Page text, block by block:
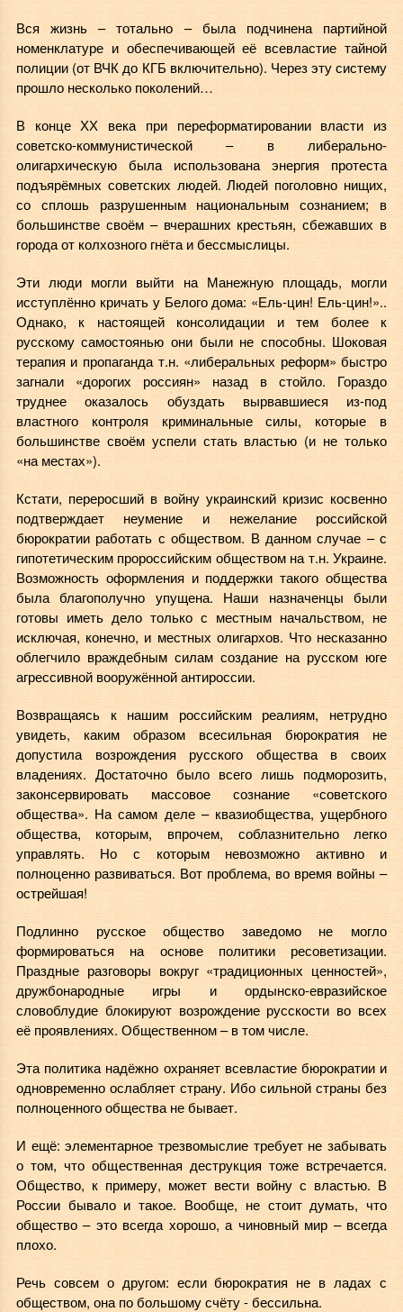
Вся жизнь – тотально – была подчинена партийной
номенклатуре и обеспечивающей её всевластие тайной
полиции (от ВЧК до КГБ включительно). Через эту систему
прошло несколько поколений…
В конце ХХ века при переформатировании власти из
советско-коммунистической – в либерально-
олигархическую была использована энергия протеста
подъярёмных советских людей. Людей поголовно нищих,
со сплошь разрушенным национальным сознанием; в
большинстве своём – вчерашних крестьян, сбежавших в
города от колхозного гнёта и бессмыслицы.
Эти люди могли выйти на Манежную площадь, могли
исступлённо кричать у Белого дома: «Ель-цин! Ель-цин!»..
Однако, к настоящей консолидации и тем более к
русскому самостоянью они были не способны. Шоковая
терапия и пропаганда т.н. «либеральных реформ» быстро
загнали «дорогих россиян» назад в стойло. Гораздо
труднее оказалось обуздать вырвавшиеся из-под
властного контроля криминальные силы, которые в
большинстве своём успели стать властью (и не только
«на местах»).
Кстати, переросший в войну украинский кризис косвенно
подтверждает неумение и нежелание российской
бюрократии работать с обществом. В данном случае – с
гипотетическим пророссийским обществом на т.н. Украине.
Возможность оформления и поддержки такого общества
была благополучно упущена. Наши назначенцы были
готовы иметь дело только с местным начальством, не
исключая, конечно, и местных олигархов. Что несказанно
облегчило враждебным силам создание на русском юге
агрессивной вооружённой антироссии.
Возвращаясь к нашим российским реалиям, нетрудно
увидеть, каким образом всесильная бюрократия не
допустила возрождения русского общества в своих
владениях. Достаточно было всего лишь подморозить,
законсервировать массовое сознание «советского
общества». На самом деле – квазиобщества, ущербного
общества, которым, впрочем, соблазнительно легко
управлять. Но с которым невозможно активно и
полноценно развиваться. Вот проблема, во время войны –
острейшая!
Подлинно русское общество заведомо не могло
формироваться на основе политики ресоветизации.
Праздные разговоры вокруг «традиционных ценностей»,
дружбонародные игры и ордынско-евразийское
словоблудие блокируют возрождение русскости во всех
её проявлениях. Общественном – в том числе.
Эта политика надёжно охраняет всевластие бюрократии и
одновременно ослабляет страну. Ибо сильной страны без
полноценного общества не бывает.
И ещё: элементарное трезвомыслие требует не забывать
о том, что общественная деструкция тоже встречается.
Общество, к примеру, может вести войну с властью. В
России бывало и такое. Вообще, не стоит думать, что
общество – это всегда хорошо, а чиновный мир – всегда
плохо.
Речь совсем о другом: если бюрократия не в ладах с
обществом, она по большому счёту - бессильна.